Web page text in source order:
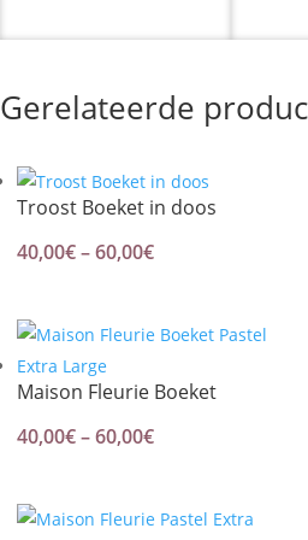
Gerelateerde
Troost Boeket in doos
40,00€–60,00€Price
through
Maison Fleurie Boeket
40,00€–60,00€Price
through